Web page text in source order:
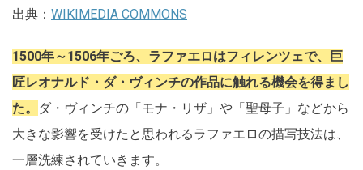
出典： WIKIMEDIA COMMONS
1500年～1506年ごろ、ラファエロはフィレンツェで、巨
匠レオナルド・ダ・ヴィンチの作品に触れる機会を得まし
た。
ダ・ヴィンチの「モナ・リザ」や「聖母子」などから
大きな影響を受けたと思われるラファエロの描写技法は、
一層洗練されていきます。